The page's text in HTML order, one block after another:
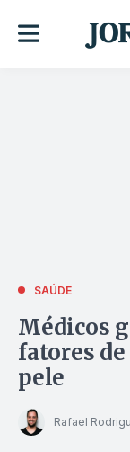
SAÚDE
Médicos
fatores
pele
Rafael